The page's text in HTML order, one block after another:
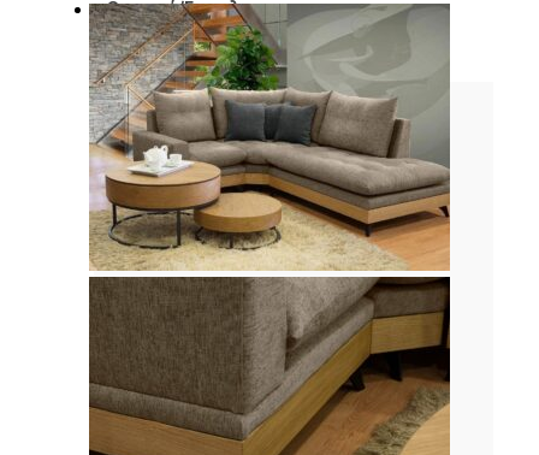
Οικιακά Έπιπλα
Κρεβατοκάμαρες
Σαλόνια
Πολυθρόνες